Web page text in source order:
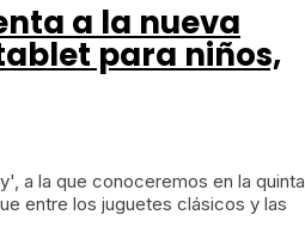
a la nueva
para niños,
a la que conoceremos en la quinta
entre los juguetes clásicos y las